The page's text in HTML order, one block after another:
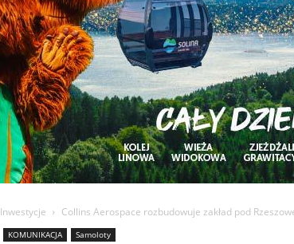
Inwestycje Collins Aerospace rozbudowuje zakład pod
KOMUNIKACJA Samoloty